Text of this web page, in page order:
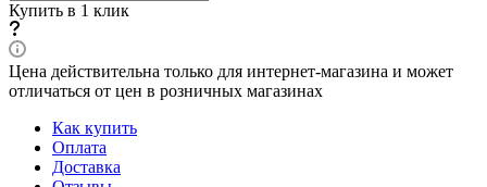
Купить в 1 клик
Цена действительна только для интернет-магазина и может
отличаться от цен в розничных магазинах
Как купить
Оплата
Доставка